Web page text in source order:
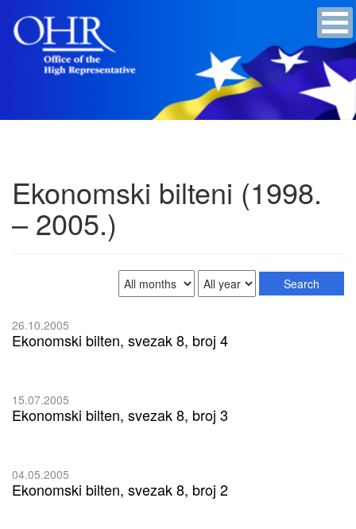
Ekonomski bilteni (1998.
– 2005.)
26.10.2005
Ekonomski bilten, svezak 8, broj 4
15.07.2005
Ekonomski bilten, svezak 8, broj 3
04.05.2005
Ekonomski bilten, svezak 8, broj 2